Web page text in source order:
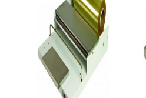
esforços em pr...